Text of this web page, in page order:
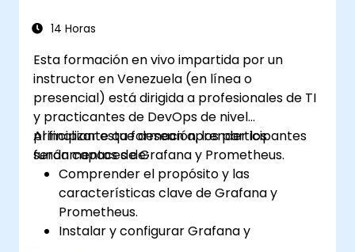
14 Horas
Esta formación en vivo impartida por un
instructor en Venezuela (en línea o
presencial) está dirigida a profesionales de TI
y practicantes de DevOps de nivel
principiante que desean aprender los
fundamentos de Grafana y Prometheus.
Al finalizar esta formación, los participantes
serán capaces de:
Comprender el propósito y las
características clave de Grafana y
Prometheus.
Instalar y configurar Grafana y